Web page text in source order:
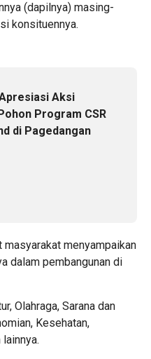
(dapilnya) masing-
konsituennya.
Aksi
Program CSR
di Pagedangan
menyampaikan
dalam pembangunan di
Olahraga, Sarana dan
Kesehatan,